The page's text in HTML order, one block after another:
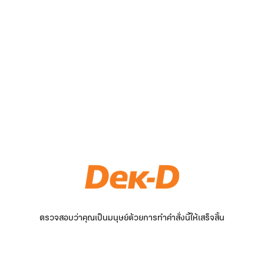
ตรวจสอบว่าคุณเป็นมนุษย์ด้วยการทำคำสั่งนี้ให้เสร็จสิ้น